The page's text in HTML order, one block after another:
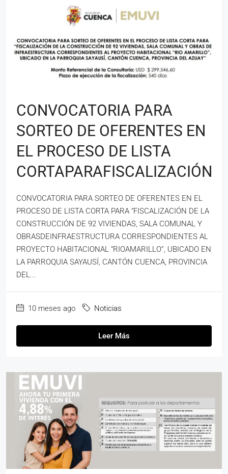
CONVOCATORIA PARA
SORTEO DE OFERENTES EN
EL PROCESO DE LISTA
CORTAPARAFISCALIZACIÓN
CONVOCATORIA PARA SORTEO DE OFERENTES EN EL
PROCESO DE LISTA CORTA PARA “FISCALIZACIÓN DE LA
CONSTRUCCIÓN DE 92 VIVIENDAS, SALA COMUNAL Y
OBRASDEINFRAESTRUCTURA CORRESPONDIENTES AL
PROYECTO HABITACIONAL “RIOAMARILLO”, UBICADO EN
LA PARROQUIA SAYAUSÍ, CANTÓN CUENCA, PROVINCIA
DEL...
10 meses ago Noticias
Leer Más